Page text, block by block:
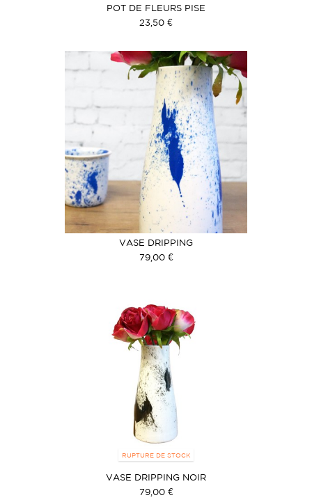
POT DE FLEURS PISE
23,50 €
VASE DRIPPING
79,00 €
RUPTURE DE STOCK
VASE DRIPPING NOIR
79,00 €